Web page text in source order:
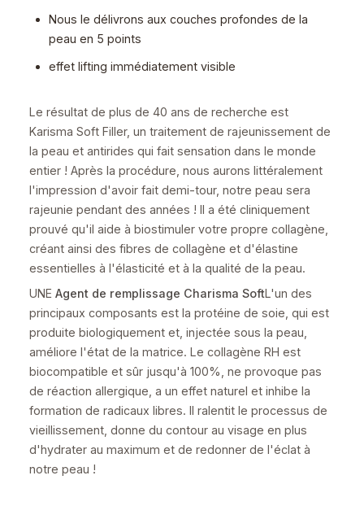
Nous le délivrons aux couches profondes de la
peau en 5 points
effet lifting immédiatement visible
Le résultat de plus de 40 ans de recherche est
Karisma Soft Filler, un traitement de rajeunissement de
la peau et antirides qui fait sensation dans le monde
entier ! Après la procédure, nous aurons littéralement
l'impression d'avoir fait demi-tour, notre peau sera
rajeunie pendant des années ! Il a été cliniquement
prouvé qu'il aide à biostimuler votre propre collagène,
créant ainsi des fibres de collagène et d'élastine
essentielles à l'élasticité et à la qualité de la peau.
UNE Agent de remplissage Charisma SoftL'un des
principaux composants est la protéine de soie, qui est
produite biologiquement et, injectée sous la peau,
améliore l'état de la matrice. Le collagène RH est
biocompatible et sûr jusqu'à 100%, ne provoque pas
de réaction allergique, a un effet naturel et inhibe la
formation de radicaux libres. Il ralentit le processus de
vieillissement, donne du contour au visage en plus
d'hydrater au maximum et de redonner de l'éclat à
notre peau !